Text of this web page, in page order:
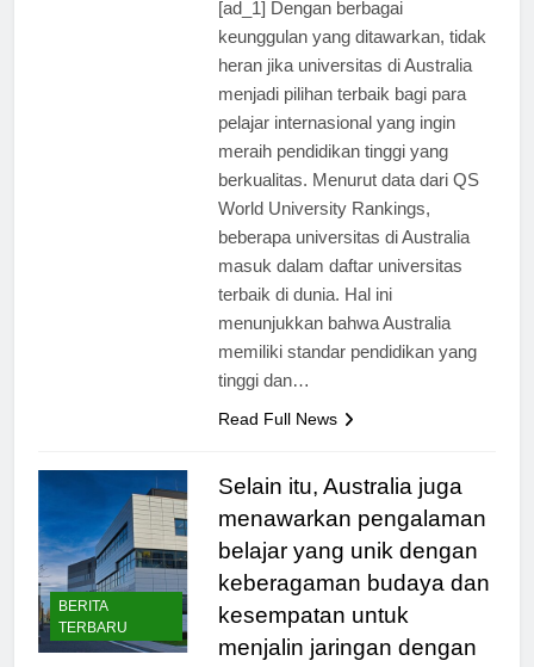
[ad_1] Dengan berbagai
keunggulan yang ditawarkan, tidak
heran jika universitas di Australia
menjadi pilihan terbaik bagi para
pelajar internasional yang ingin
meraih pendidikan tinggi yang
berkualitas. Menurut data dari QS
World University Rankings,
beberapa universitas di Australia
masuk dalam daftar universitas
terbaik di dunia. Hal ini
menunjukkan bahwa Australia
memiliki standar pendidikan yang
tinggi dan…
Read Full News
BERITA
TERBARU
Selain itu, Australia juga
menawarkan pengalaman
belajar yang unik dengan
keberagaman budaya dan
kesempatan untuk
menjalin jaringan dengan